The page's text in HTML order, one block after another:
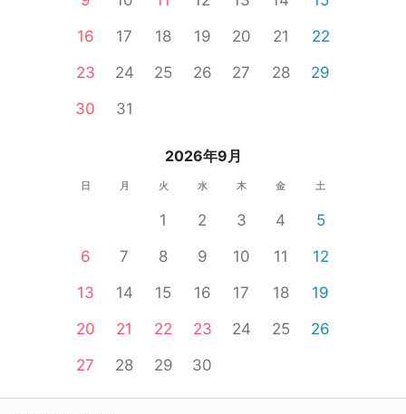
16
17 18 19 20 21
22
23
24 25 26 27 28
29
30
31
2026年9月
日 月 火 水 木 金 土
1 2 3 4
5
6
7 8 9 10 11
12
13
14 15 16 17 18
19
20
21 22 23 24 25
26
27
28 29 30